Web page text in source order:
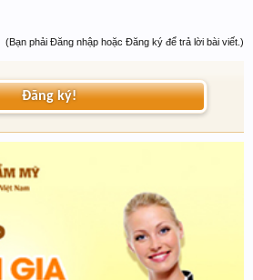
(Bạn phải Đăng nhập hoặc Đăng ký để trả lời bài viết.)
Đăng ký!